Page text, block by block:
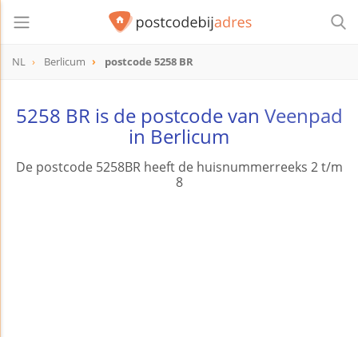
NL Berlicum postcode 5258 BR
5258 BR is de postcode van Veenpad
in Berlicum
De postcode 5258BR heeft de huisnummerreeks 2 t/m
8